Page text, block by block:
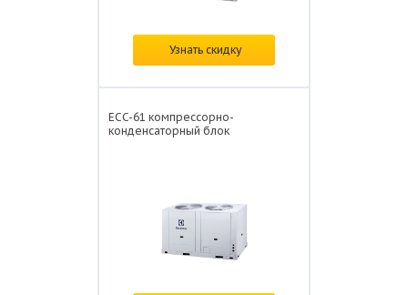
898 418 ₽/
Узнать скидку
ECC-61 компрессорно-
конденсаторный блок